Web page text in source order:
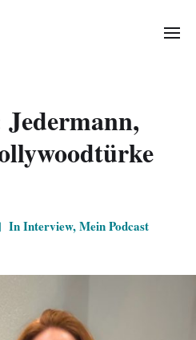
InInterview,Mein Podcast